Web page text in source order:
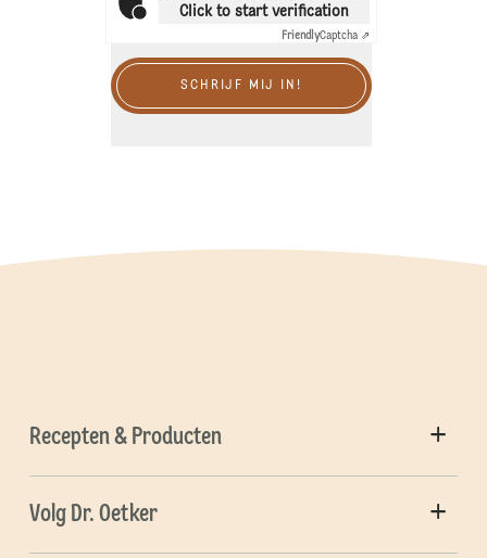
Click to start verification
FriendlyCaptcha ⇗
SCHRIJF MIJ IN!
Recepten & Producten
Volg Dr. Oetker